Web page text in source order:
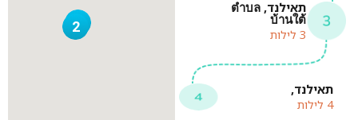
תאילנד, ตำบล
บ้านใต้
3 לילות
תאילנד,
4 לילות
3
2